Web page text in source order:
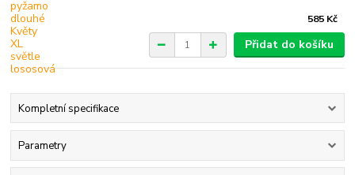
585 Kč
Přidat do košíku
Kompletní specifikace
Parametry